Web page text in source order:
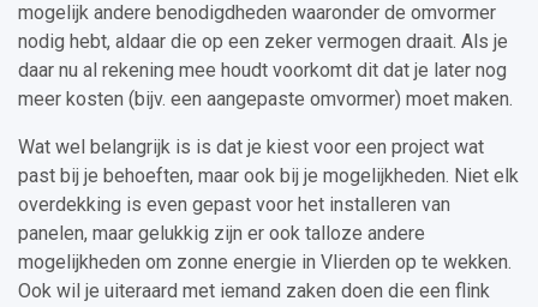
mogelijk andere benodigdheden waaronder de omvormer
nodig hebt, aldaar die op een zeker vermogen draait. Als je
daar nu al rekening mee houdt voorkomt dit dat je later nog
meer kosten (bijv. een aangepaste omvormer) moet maken.
Wat wel belangrijk is is dat je kiest voor een project wat
past bij je behoeften, maar ook bij je mogelijkheden. Niet elk
overdekking is even gepast voor het installeren van
panelen, maar gelukkig zijn er ook talloze andere
mogelijkheden om zonne energie in Vlierden op te wekken.
Ook wil je uiteraard met iemand zaken doen die een flink